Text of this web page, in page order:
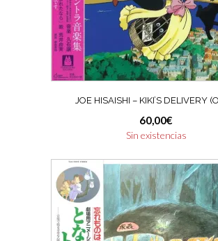
JOE HISAISHI – KIKI’S DELIVERY
60,00€
Sin existencias